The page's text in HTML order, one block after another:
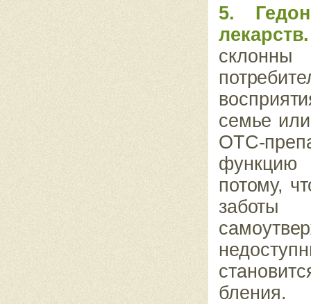
5.
семье
ОТС-
функцию
потому,
бления.